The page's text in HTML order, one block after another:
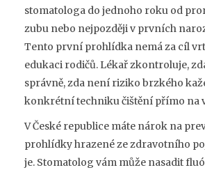
stomatologa do jednoho roku od
zubu nebo nejpozději v prvních
Tento první prohlídka nemá za cíl
edukaci rodičů. Lékař zkontroluje,
správně, zda není riziko brzkého
konkrétní techniku čištění přímo na
V České republice máte nárok na
prohlídky hrazené ze zdravotního
je. Stomatolog vám může nasadit